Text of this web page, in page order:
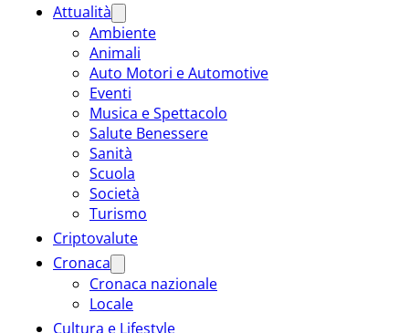
Attualità
Ambiente
Animali
Auto Motori e Automotive
Eventi
Musica e Spettacolo
Salute Benessere
Sanità
Scuola
Società
Turismo
Criptovalute
Cronaca
Cronaca nazionale
Locale
Cultura e Lifestyle